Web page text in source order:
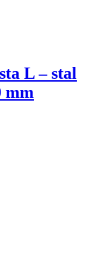
L – stal
mm